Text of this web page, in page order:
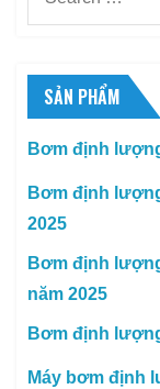
SẢN PHẨM
Bơm định
Bơm định
2025
Bơm định
năm 2025
Bơm định
Máy bơm định